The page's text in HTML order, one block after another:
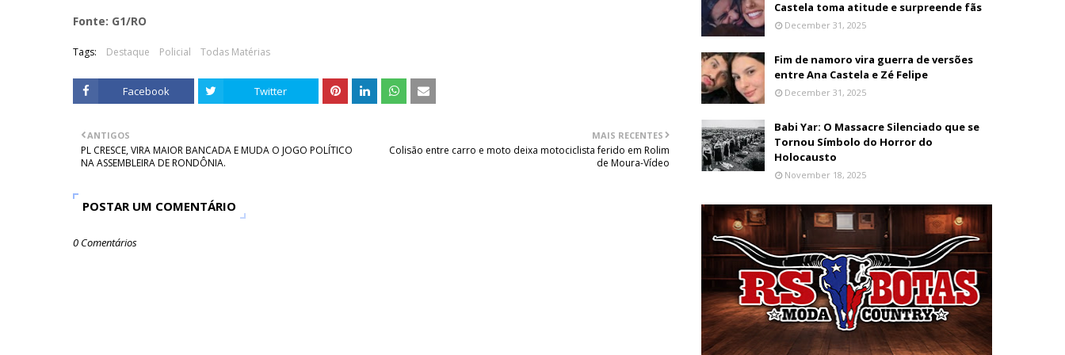
Fonte: G1/RO
Tags: Destaque Policial Todas Matérias
Facebook Twitter
MAIS RECENTES
Colisão entre carro e moto deixa motociclista ferido em Rolim
de Moura-Vídeo
ANTIGOS
PL CRESCE, VIRA MAIOR BANCADA E MUDA O JOGO POLÍTICO
NA ASSEMBLEIRA DE RONDÔNIA.
POSTAR UM COMENTÁRIO
0 Comentários
Castela toma atitude e surpreende fãs
December 31, 2025
Fim de namoro vira guerra de versões
entre Ana Castela e Zé Felipe
December 31, 2025
Babi Yar: O Massacre Silenciado que se
Tornou Símbolo do Horror do
Holocausto
November 18, 2025